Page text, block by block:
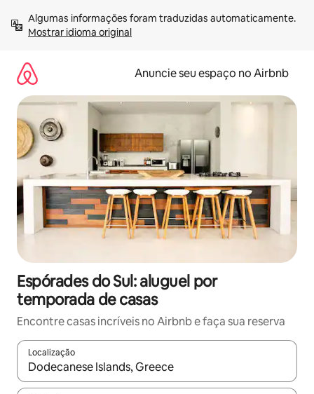
para
Mostrar idioma original
Anuncie seu espaço no Airbnb
Espórades do Sul: aluguel por
temporada de casas
Encontre casas incríveis no Airbnb e faça sua reserva
Localização
Quando os resultados estiverem disponíveis, explore-os